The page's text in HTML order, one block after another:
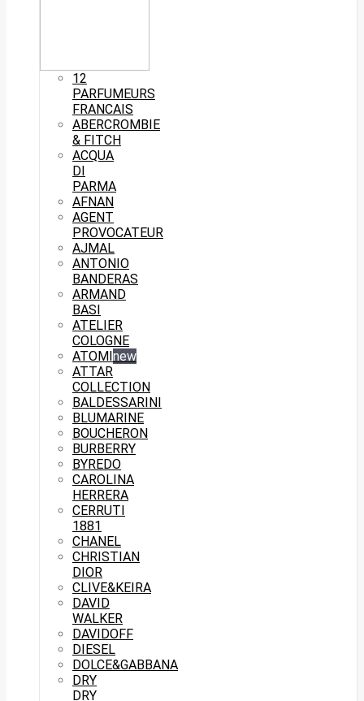
12
PARFUMEURS
FRANCAIS
ABERCROMBIE
& FITCH
ACQUA
DI
PARMA
AFNAN
AGENT
PROVOCATEUR
AJMAL
ANTONIO
BANDERAS
ARMAND
BASI
ATELIER
COLOGNE
ATOMI new
ATTAR
COLLECTION
BALDESSARINI
BLUMARINE
BOUCHERON
BURBERRY
BYREDO
CAROLINA
HERRERA
CERRUTI
1881
CHANEL
CHRISTIAN
DIOR
CLIVE&KEIRA
DAVID
WALKER
DAVIDOFF
DIESEL
DOLCE&GABBANA
DRY
DRY